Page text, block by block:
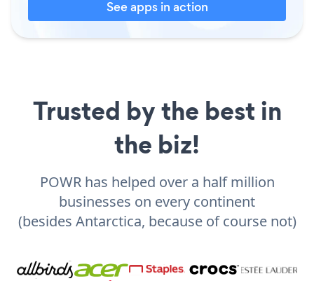
See apps in action
Trusted by the best in
the biz!
POWR has helped over a half million
businesses on every continent
(besides Antarctica, because of course not)